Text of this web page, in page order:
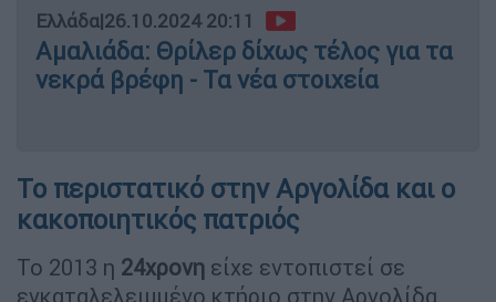
Ελλάδα|26.10.2024 20:11
Αμαλιάδα: Θρίλερ δίχως τέλος για τα
νεκρά βρέφη - Τα νέα στοιχεία
Το περιστατικό στην Αργολίδα και ο
κακοποιητικός πατριός
Το 2013 η 24χρονη είχε εντοπιστεί σε
εγκαταλελειμμένο κτήριο στην Αργολίδα,